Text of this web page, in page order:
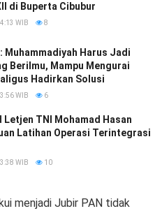
di Buperta Cibubur
WIB 8
Muhammadiyah Harus Jadi
Berilmu, Mampu Mengurai
Hadirkan Solusi
WIB 6
TNI Mohamad Hasan
Latihan Operasi Terintegrasi
WIB 10
menjadi Jubir PAN tidak